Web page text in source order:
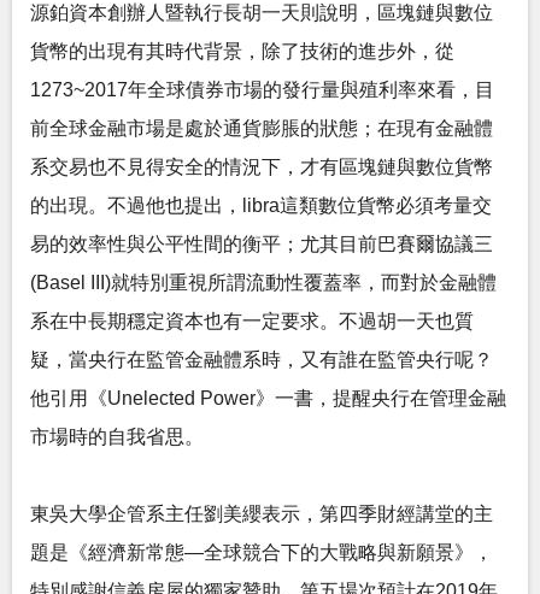
源鉑資本創辦人暨執行長胡一天則說明，區塊鏈與數位
貨幣的出現有其時代背景，除了技術的進步外，從
1273~2017年全球債券市場的發行量與殖利率來看，目
前全球金融市場是處於通貨膨脹的狀態；在現有金融體
系交易也不見得安全的情況下，才有區塊鏈與數位貨幣
的出現。不過他也提出，libra這類數位貨幣必須考量交
易的效率性與公平性間的衡平；尤其目前巴賽爾協議三
(Basel III)就特別重視所謂流動性覆蓋率，而對於金融體
系在中長期穩定資本也有一定要求。不過胡一天也質
疑，當央行在監管金融體系時，又有誰在監管央行呢？
他引用《Unelected Power》一書，提醒央行在管理金融
市場時的自我省思。
東吳大學企管系主任劉美纓表示，第四季財經講堂的主
題是《經濟新常態—全球競合下的大戰略與新願景》，